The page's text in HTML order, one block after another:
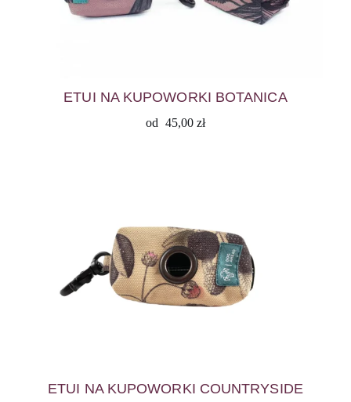
ETUI NA KUPOWORKI BOTANICA
od 45,00 zł
ETUI NA KUPOWORKI COUNTRYSIDE